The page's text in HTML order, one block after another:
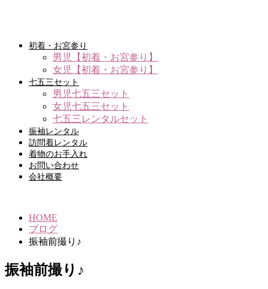
初着・お宮参り
男児【初着・お宮参り】
女児【初着・お宮参り】
七五三セット
男児七五三セット
女児七五三セット
七五三レンタルセット
振袖レンタル
訪問着レンタル
着物のお手入れ
お問い合わせ
会社概要
HOME
ブログ
振袖前撮り♪
振袖前撮り♪